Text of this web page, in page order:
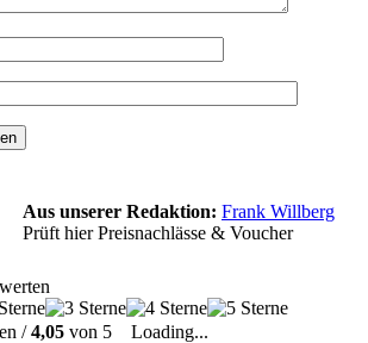
Aus unserer Redaktion: Frank Willberg
Prüft hier Preisnachlässe & Voucher
/4,05 von 5
Loading...